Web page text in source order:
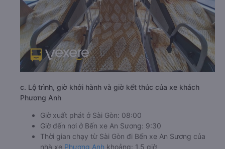
c. Lộ trình, giờ khởi hành và giờ kết thúc của xe khách
Phương Anh
Giờ xuất phát ở Sài Gòn: 08:00
Giờ đến nơi ở Bến xe An Sương: 9:30
Thời gian chạy từ Sài Gòn đi Bến xe An Sương của
nhà xe Phương Anh khoảng: 1.5 giờ